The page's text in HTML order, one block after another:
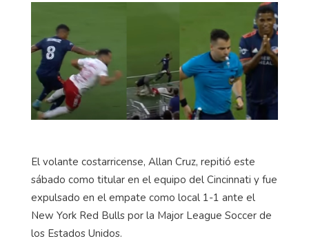
El volante costarricense, Allan Cruz, repitió este
sábado como titular en el equipo del Cincinnati y fue
expulsado en el empate como local 1-1 ante el
New York Red Bulls por la Major League Soccer de
los Estados Unidos.